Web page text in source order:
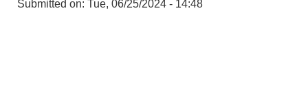
Submitted on: Tue, 06/25/2024 - 14:48